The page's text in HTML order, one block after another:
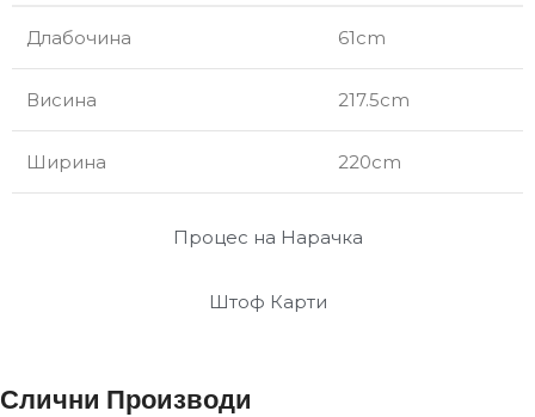
Процес на Нарачка
Штоф Карти
Длабочина 61cm
Висина 217.5cm
Ширина 220cm
Слични Производи